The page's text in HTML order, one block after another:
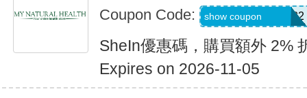
Coupon Code: Coriannekotel7582
show coupon
SheIn優惠碼，購買額外 2%
Expires on 2026-11-05